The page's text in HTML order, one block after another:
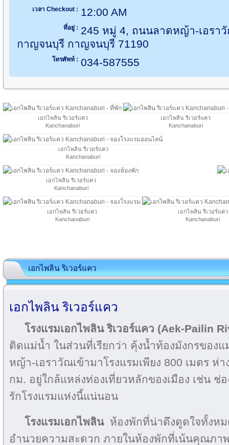
เวลา Checkout : 12:00 AM
ที่อยู่ : 245 หมู่ 4, ถนนลาดหญ้า-เอรา
กาญจนบุรี กาญจนบุรี 71190
โทรศัพท์ : 034-587555
เอกไพลิน ริเวอร์แคว
Kanchanaburi
เอกไพลิน ริเวอร์แคว
Kanchanaburi
เอกไพลิน ริเวอร์แคว
Kanchanaburi
เอกไพลิน ริเวอร์แคว
Kanchanaburi
เอกไพลิน ริเวอร์แคว
Kanchanaburi
เอกไพลิน ริเวอร์แคว
Kanchanaburi
เอกไพลิน ริเวอร์แคว
เอกไพลิน ริเวอร์แคว
โรงแรมเอกไพลิน ริเวอร์แคว (Aek-Pailin
ติดแม่น้ำ ในส่วนที่เรียกว่า คุ้งน้ำท้องมังกรของ
หญ้า-เอราวัณเข้ามาโรงแรมเพียง 800 เมตร ห่
กม. อยู่ใกล้แหล่งท่องเที่ยวหลักของเมือง เช่น ช่
รักโรงแรมแห่งนี้แน่นอน
โรงแรมเอกไพลิน ห้องพักที่น่าดึงดูดใจทั้งห
อำนวยความสะดวก ภายในห้องพักที่เน้นคุณภา